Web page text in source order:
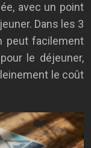
avec un point
Dans les 3
peut facilement
le déjeuner,
le coût